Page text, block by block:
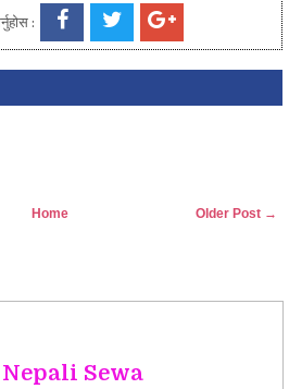
:
Older Post →
Home
Nepali Sewa